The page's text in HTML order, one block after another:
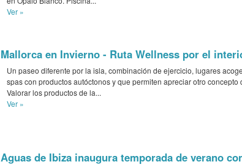
Ver »
Mallorca en Invierno - Ruta Wellness por el
Un paseo diferente por la isla, combinación de ejercicio, lugares
spas con productos autóctonos y que permiten apreciar otro concepto
Valorar los productos de la...
Ver »
Aguas de Ibiza inaugura temporada de verano